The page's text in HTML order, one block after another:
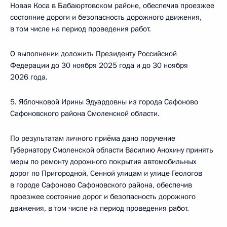
Новая Коса в Бабаюртовском районе, обеспечив проезжее
состояние дороги и безопасность дорожного движения,
в том числе на период проведения работ.
О выполнении доложить Президенту Российской
Федерации до 30 ноября 2025 года и до 30 ноября
2026 года.
5. Яблочковой Ирины Эдуардовны из города Сафоново
Сафоновского района Смоленской области.
По результатам личного приёма дано поручение
Губернатору Смоленской области Василию Анохину принять
меры по ремонту дорожного покрытия автомобильных
дорог по Пригородной, Сенной улицам и улице Геологов
в городе Сафоново Сафоновского района, обеспечив
проезжее состояние дорог и безопасность дорожного
движения, в том числе на период проведения работ.